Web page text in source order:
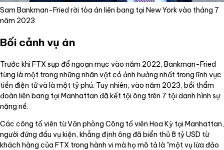
Sam Bankman-Fried rời tòa án liên bang tại New York vào tháng 7
năm 2023
Bối cảnh vụ án
Trước khi FTX sụp đổ ngoạn mục vào năm 2022, Bankman-Fried
từng là một trong những nhân vật có ảnh hưởng nhất trong lĩnh vực
tiền điện tử và là một tỷ phú. Tuy nhiên, vào năm 2023, bồi thẩm
đoàn liên bang tại Manhattan đã kết tội ông trên 7 tội danh hình sự
nặng nề.
Các công tố viên từ Văn phòng Công tố viên Hoa Kỳ tại Manhattan,
người đứng đầu vụ kiện, khẳng định ông đã biển thủ 8 tỷ USD từ
khách hàng của FTX trong hành vi mà họ mô tả là "một vụ lừa đảo